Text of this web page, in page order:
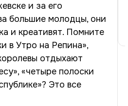
и за его
большие молодцы, они
и креативят. Помните
в Утро на Репина»,
отдыхают
«четыре полоски
Это все